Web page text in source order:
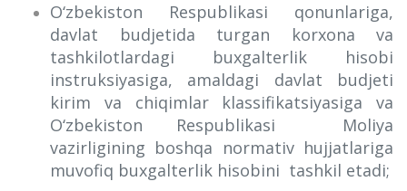
O‘zbekiston Respublikasi qonunlariga,
davlat budjetida turgan korxona va
tashkilotlardagi buxgalterlik hisobi
instruksiyasiga, amaldagi davlat budjeti
kirim va chiqimlar klassifikatsiyasiga va
O‘zbekiston Respublikasi Moliya
vazirligining boshqa normativ hujjatlariga
muvofiq buxgalterlik hisobini tashkil etadi;